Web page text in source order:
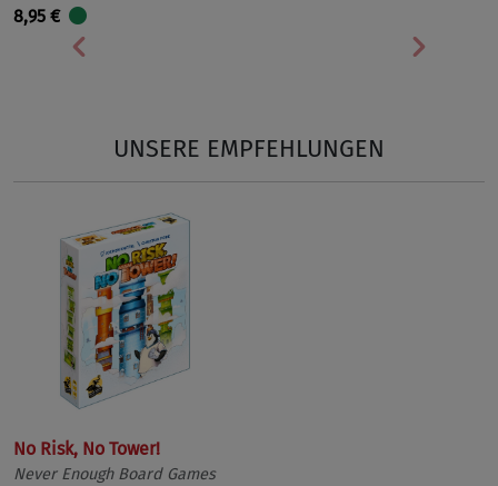
8,95 €
Vorherige
UNSERE EMPFEHLUNGEN
No Risk, No Tower!
Never Enough Board Games